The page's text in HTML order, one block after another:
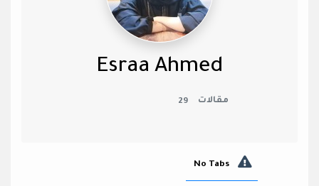
Esraa Ahmed
مقالات 29
No Tabs